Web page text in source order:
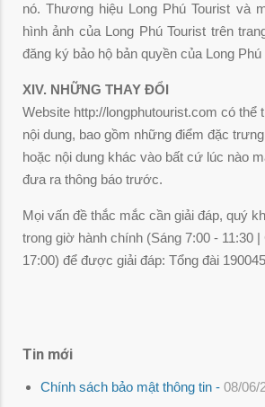
nó. Thương hiệu Long Phú Tourist và
hình ảnh của Long Phú Tourist trên
đăng ký bảo hộ bản quyền của Long Phú
XIV. NHỮNG THAY ĐỔI
Website http://longphutourist.com có thể
nội dung, bao gồm những điểm đặc
hoặc nội dung khác vào bất cứ lúc nào
đưa ra thông báo trước.
Mọi vấn đề thắc mắc cần giải đáp, quý
trong giờ hành chính (Sáng 7:00 - 11:30 |
17:00) để được giải đáp: Tổng đài
Tin mới
Chính sách bảo mật thông tin - 08/06/